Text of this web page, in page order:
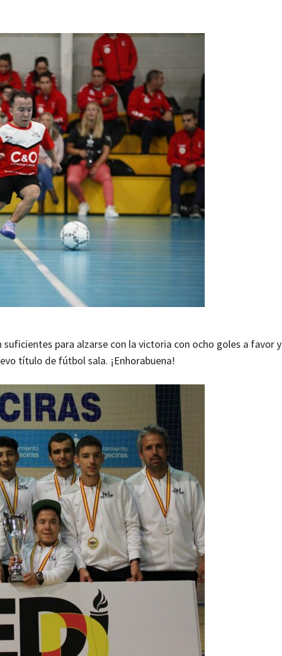
para alzarse con la victoria con ocho goles a favor y
título de fútbol sala. ¡Enhorabuena!